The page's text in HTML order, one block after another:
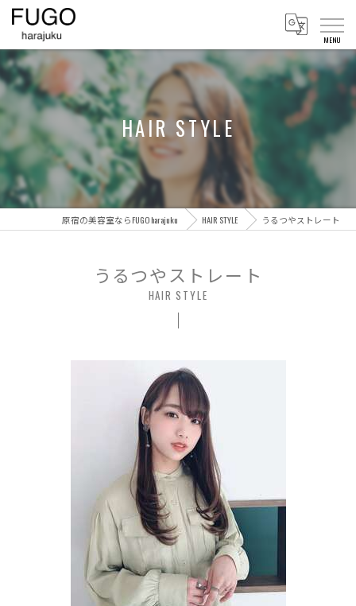
HAIR STYLE
原宿の美容室ならFUGO harajuku HAIR STYLE うるつやストレート
HAIR STYLE
うるつやストレート